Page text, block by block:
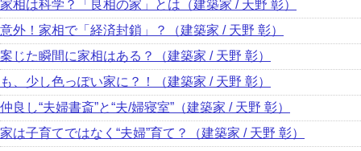
家相は科学？「良相の家」とは（建築家 / 天野 彰）
意外！家相で「経済封鎖」？（建築家 / 天野 彰）
案じた瞬間に家相はある？（建築家 / 天野 彰）
も、少し色っぽい家に？！（建築家 / 天野 彰）
仲良し“夫婦書斎”と“夫/婦寝室”（建築家 / 天野 彰）
家は子育てではなく“夫婦”育て？（建築家 / 天野 彰）